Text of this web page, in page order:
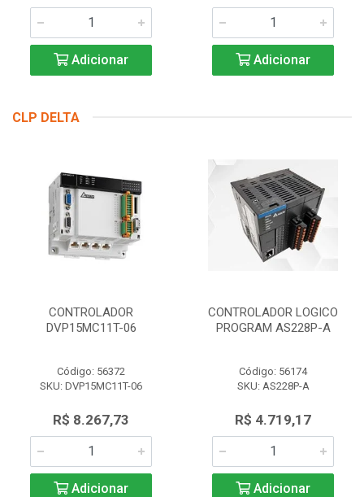
Adicionar Adicionar
CLP DELTA
CONTROLADOR
DVP15MC11T-06
Código: 56372
SKU: DVP15MC11T-06
R$ 8.267,73
Adicionar
CONTROLADOR LOGICO
PROGRAM AS228P-A
Código: 56174
SKU: AS228P-A
R$ 4.719,17
Adicionar